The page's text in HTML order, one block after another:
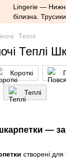
Теплі
Теплі
Короткі
Теплі
—
створені